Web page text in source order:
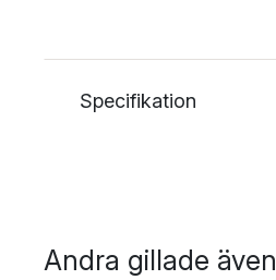
Specifikation
Andra gillade även